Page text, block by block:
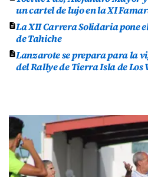
un cartel de lujo en la XI
La XII Carrera Solidaria pone
de Tahiche
Lanzarote se prepara para la
del Rallye de Tierra Isla de Los